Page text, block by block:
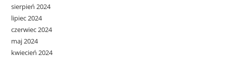
sierpień 2024
lipiec 2024
czerwiec 2024
maj 2024
kwiecień 2024